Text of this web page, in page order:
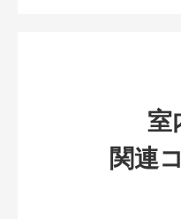
室
関連